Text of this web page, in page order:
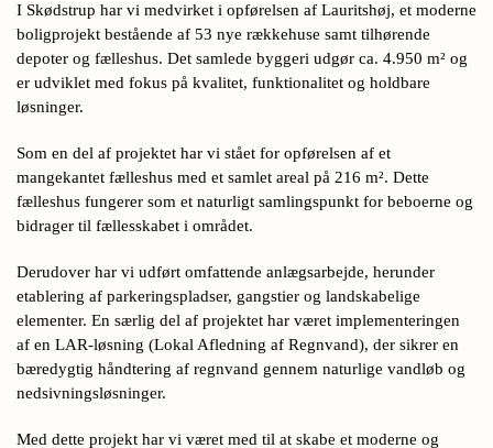
I Skødstrup har vi medvirket i opførelsen af Lauritshøj, et moderne
boligprojekt bestående af 53 nye rækkehuse samt tilhørende
depoter og fælleshus. Det samlede byggeri udgør ca. 4.950 m² og
er udviklet med fokus på kvalitet, funktionalitet og holdbare
løsninger.
Som en del af projektet har vi stået for opførelsen af et
mangekantet fælleshus med et samlet areal på 216 m². Dette
fælleshus fungerer som et naturligt samlingspunkt for beboerne og
bidrager til fællesskabet i området.
Derudover har vi udført omfattende anlægsarbejde, herunder
etablering af parkeringspladser, gangstier og landskabelige
elementer. En særlig del af projektet har været implementeringen
af en LAR-løsning (Lokal Afledning af Regnvand), der sikrer en
bæredygtig håndtering af regnvand gennem naturlige vandløb og
nedsivningsløsninger.
Med dette projekt har vi været med til at skabe et moderne og